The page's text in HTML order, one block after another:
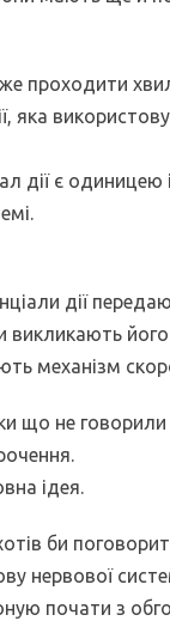
проходити
яка
дії є одиницею
дії
викликають
механізм
що не говорили
ідея.
би
нервової
почати з